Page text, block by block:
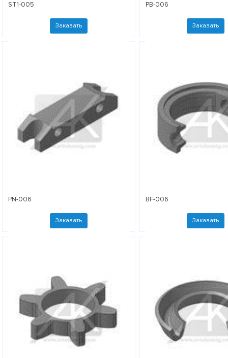
ST1-005
Заказать
PB-006
Заказать
PN-006
Заказать
BF-006
Заказать